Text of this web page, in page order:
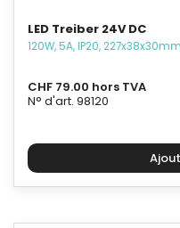
LED Treiber 24V DC
120W, 5A, IP20, 227x38x30mm
CHF 79.00 hors TVA
N° d'art. 98120